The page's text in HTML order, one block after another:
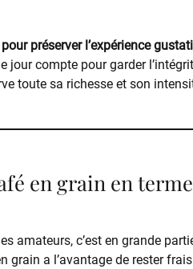
préserver l’expérience
compte pour garder
toute sa richesse et son
en grain en
amateurs, c’est en grande
grain a l’avantage de rester